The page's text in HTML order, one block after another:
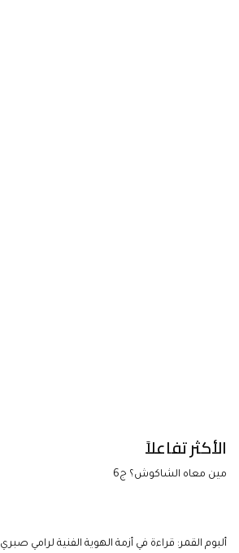
الأكثر تفاعلاً
مين معاه الشاكوش؟ ج6
ألبوم القمر: قراءة في أزمة الهوية الفنية لرامي صبري